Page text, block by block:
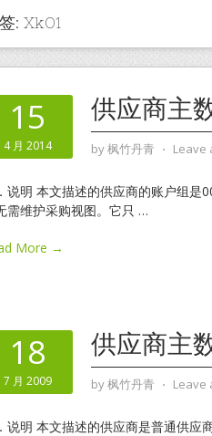
: Xk01
15
4 月 2014
供应商主
by枫竹丹青 ⋅ Leave
说明 本文描述的供应商的账户组是
需维护采购视图。它只 …
More →
18
7 月 2009
供应商主
by枫竹丹青 ⋅ Leave
说明 本文描述的供应商是普通供应